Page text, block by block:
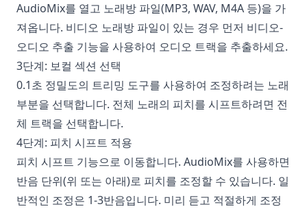
AudioMix를 열고 노래방 파일(MP3, WAV, M4A 등)을 가
져옵니다. 비디오 노래방 파일이 있는 경우 먼저 비디오-
오디오 추출 기능을 사용하여 오디오 트랙을 추출하세요.
3단계: 보컬 섹션 선택
0.1초 정밀도의 트리밍 도구를 사용하여 조정하려는 노래
부분을 선택합니다. 전체 노래의 피치를 시프트하려면 전
체 트랙을 선택합니다.
4단계: 피치 시프트 적용
피치 시프트 기능으로 이동합니다. AudioMix를 사용하면
반음 단위(위 또는 아래)로 피치를 조정할 수 있습니다. 일
반적인 조정은 1-3반음입니다. 미리 듣고 적절하게 조정